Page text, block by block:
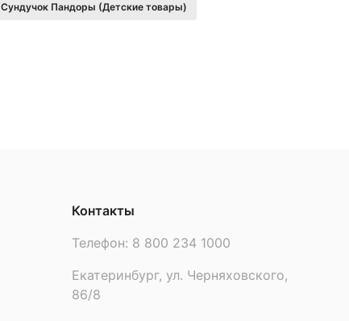
Сундучок Пандоры (Детские товары)
Контакты
Телефон: 8 800 234 1000
Екатеринбург, ул. Черняховского,
86/8